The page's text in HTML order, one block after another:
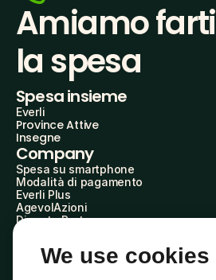
Amiamo farti
la spesa
Spesa insieme
Everli
Province Attive
Insegne
Company
Spesa su smartphone
Modalità di pagamento
Everli Plus
AgevolAzioni
Diventa Partner
Everli Shoppers
About Us
We use cookies